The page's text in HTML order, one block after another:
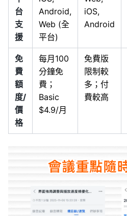
台
支
援
Android,
Web (全
平台)
iOS,
Android
免
費
額
度/
價
格
每月100
分鐘免
費；
Basic
$4.9/月
免費版
限制較
多；付
費較高